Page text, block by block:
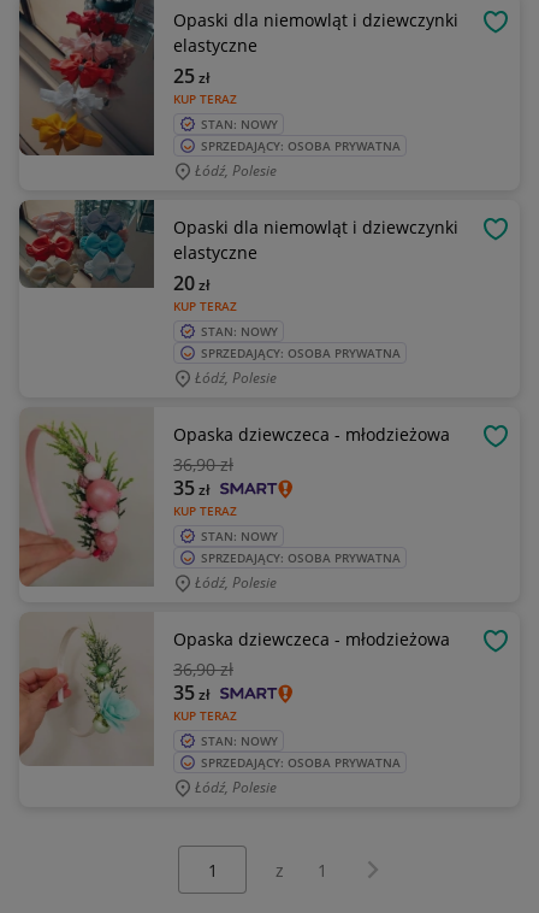
Opaski dla niemowląt i dziewczynki
elastyczne
KUP TERAZ
25zł
STAN: NOWY
SPRZEDAJĄCY: OSOBA PRYWATNA
Łódź, Polesie
Opaski dla niemowląt i dziewczynki
elastyczne
KUP TERAZ
20zł
STAN: NOWY
SPRZEDAJĄCY: OSOBA PRYWATNA
Łódź, Polesie
Opaska dziewczeca - młodzieżowa
36,90 zł
KUP TERAZ
35zł
STAN: NOWY
SPRZEDAJĄCY: OSOBA PRYWATNA
Łódź, Polesie
Opaska dziewczeca - młodzieżowa
36,90 zł
KUP TERAZ
35zł
STAN: NOWY
SPRZEDAJĄCY: OSOBA PRYWATNA
Łódź, Polesie
z 1 Następna strona